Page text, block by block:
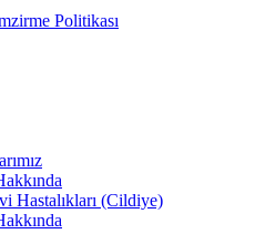
Politikası
Hastalıkları (Cildiye)